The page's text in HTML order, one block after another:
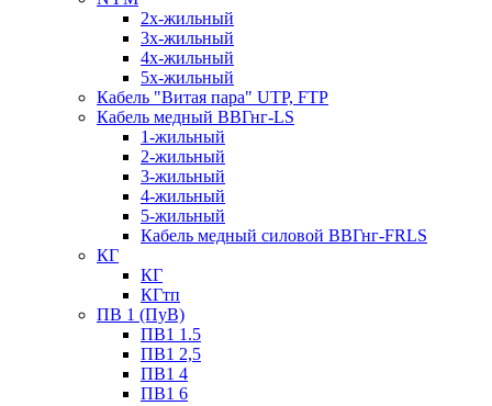
2х-жильный
3х-жильный
4х-жильный
5х-жильный
Кабель "Витая пара" UTP, FTP
Кабель медный ВВГнг-LS
1-жильный
2-жильный
3-жильный
4-жильный
5-жильный
Кабель медный силовой ВВГнг-FRLS
КГ
КГ
КГтп
ПВ 1 (ПуВ)
ПВ1 1.5
ПВ1 2,5
ПВ1 4
ПВ1 6